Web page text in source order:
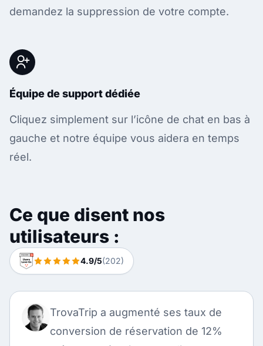
demandez la suppression de votre compte.
Équipe de support dédiée
Cliquez simplement sur l’icône de chat en bas à
gauche et notre équipe vous aidera en temps
réel.
Ce que disent nos
utilisateurs :
4.9/5(202)
TrovaTrip a augmenté ses taux de
conversion de réservation de 12%